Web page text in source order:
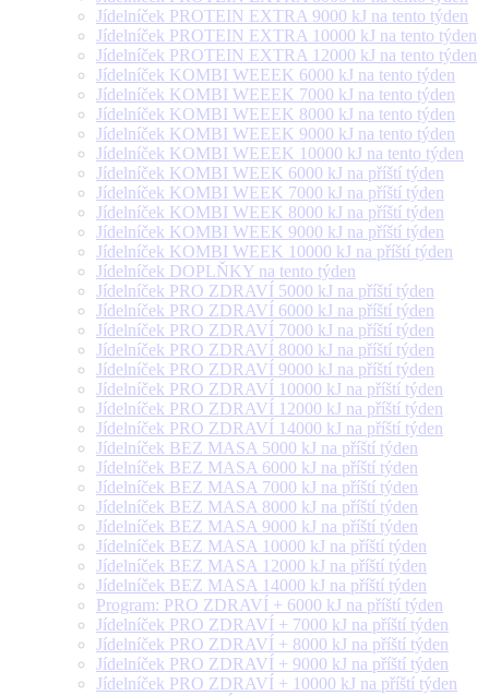
Jídelníček PROTEIN EXTRA 9000 kJ na tento týden
Jídelníček PROTEIN EXTRA 10000 kJ na tento týden
Jídelníček PROTEIN EXTRA 12000 kJ na tento týden
Jídelníček KOMBI WEEEK 6000 kJ na tento týden
Jídelníček KOMBI WEEEK 7000 kJ na tento týden
Jídelníček KOMBI WEEEK 8000 kJ na tento týden
Jídelníček KOMBI WEEEK 9000 kJ na tento týden
Jídelníček KOMBI WEEEK 10000 kJ na tento týden
Jídelníček KOMBI WEEK 6000 kJ na příští týden
Jídelníček KOMBI WEEK 7000 kJ na příští týden
Jídelníček KOMBI WEEK 8000 kJ na příští týden
Jídelníček KOMBI WEEK 9000 kJ na příští týden
Jídelníček KOMBI WEEK 10000 kJ na příští týden
Jídelníček DOPLŇKY na tento týden
Jídelníček PRO ZDRAVÍ 5000 kJ na příští týden
Jídelníček PRO ZDRAVÍ 6000 kJ na příští týden
Jídelníček PRO ZDRAVÍ 7000 kJ na příští týden
Jídelníček PRO ZDRAVÍ 8000 kJ na příští týden
Jídelníček PRO ZDRAVÍ 9000 kJ na příští týden
Jídelníček PRO ZDRAVÍ 10000 kJ na příští týden
Jídelníček PRO ZDRAVÍ 12000 kJ na příští týden
Jídelníček PRO ZDRAVÍ 14000 kJ na příští týden
Jídelníček BEZ MASA 5000 kJ na příští týden
Jídelníček BEZ MASA 6000 kJ na příští týden
Jídelníček BEZ MASA 7000 kJ na příští týden
Jídelníček BEZ MASA 8000 kJ na příští týden
Jídelníček BEZ MASA 9000 kJ na příští týden
Jídelníček BEZ MASA 10000 kJ na příští týden
Jídelníček BEZ MASA 12000 kJ na příští týden
Jídelníček BEZ MASA 14000 kJ na příští týden
Program: PRO ZDRAVÍ + 6000 kJ na příští týden
Jídelníček PRO ZDRAVÍ + 7000 kJ na příští týden
Jídelníček PRO ZDRAVÍ + 8000 kJ na příští týden
Jídelníček PRO ZDRAVÍ + 9000 kJ na příští týden
Jídelníček PRO ZDRAVÍ + 10000 kJ na příští týden